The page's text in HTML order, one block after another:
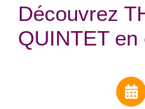
Découvrez
QUINTET en